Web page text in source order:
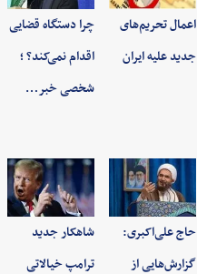
اعمال تحریم‌های
جدید علیه ایران
چرا دستگاه قضایی
اقدام نمی‌کند؟ ؛
شخصی خبر…
حاج علی‌اکبری:
گزارش‌هایی از
شاهکار جدید
ترامپ خیالاتی